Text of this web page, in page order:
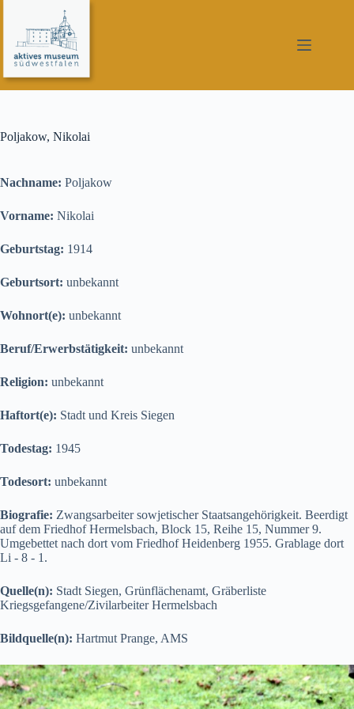
springen
Poljakow, Nikolai
Nachname: Poljakow
Vorname: Nikolai
Geburtstag: 1914
Geburtsort: unbekannt
Wohnort(e): unbekannt
Beruf/Erwerbstätigkeit: unbekannt
Religion: unbekannt
Haftort(e): Stadt und Kreis Siegen
Todestag: 1945
Todesort: unbekannt
Biografie: Zwangsarbeiter sowjetischer Staatsangehörigkeit. Beerdigt
auf dem Friedhof Hermelsbach, Block 15, Reihe 15, Nummer 9.
Umgebettet nach dort vom Friedhof Heidenberg 1955. Grablage dort
Li - 8 - 1.
Quelle(n): Stadt Siegen, Grünflächenamt, Gräberliste
Kriegsgefangene/Zivilarbeiter Hermelsbach
Bildquelle(n): Hartmut Prange, AMS